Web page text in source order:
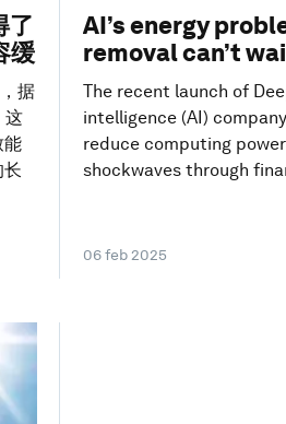
了
缓
据
这
能
AI’s energy
removal can’t
The recent launch of
intelligence (AI)
reduce computing
shockwaves through
06 feb 2025